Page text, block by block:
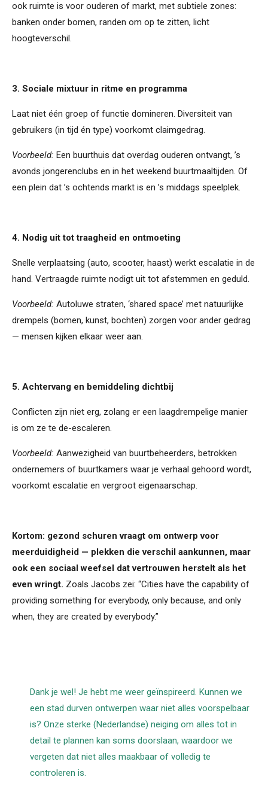
ook ruimte is voor ouderen of markt, met subtiele zones:
banken onder bomen, randen om op te zitten, licht
hoogteverschil.
3. Sociale mixtuur in ritme en programma
Laat niet één groep of functie domineren. Diversiteit van
gebruikers (in tijd én type) voorkomt claimgedrag.
Voorbeeld: Een buurthuis dat overdag ouderen ontvangt, ’s
avonds jongerenclubs en in het weekend buurtmaaltijden. Of
een plein dat ’s ochtends markt is en ’s middags speelplek.
4. Nodig uit tot traagheid en ontmoeting
Snelle verplaatsing (auto, scooter, haast) werkt escalatie in de
hand. Vertraagde ruimte nodigt uit tot afstemmen en geduld.
Voorbeeld: Autoluwe straten, ‘shared space’ met natuurlijke
drempels (bomen, kunst, bochten) zorgen voor ander gedrag
— mensen kijken elkaar weer aan.
5. Achtervang en bemiddeling dichtbij
Conflicten zijn niet erg, zolang er een laagdrempelige manier
is om ze te de-escaleren.
Voorbeeld: Aanwezigheid van buurtbeheerders, betrokken
ondernemers of buurtkamers waar je verhaal gehoord wordt,
voorkomt escalatie en vergroot eigenaarschap.
Kortom: gezond schuren vraagt om ontwerp voor
meerduidigheid — plekken die verschil aankunnen, maar
ook een sociaal weefsel dat vertrouwen herstelt als het
even wringt. Zoals Jacobs zei: “Cities have the capability of
providing something for everybody, only because, and only
when, they are created by everybody.”
Dank je wel! Je hebt me weer geïnspireerd. Kunnen we
een stad durven ontwerpen waar niet alles voorspelbaar
is? Onze sterke (Nederlandse) neiging om alles tot in
detail te plannen kan soms doorslaan, waardoor we
vergeten dat niet alles maakbaar of volledig te
controleren is.